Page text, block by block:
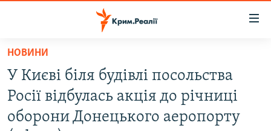
Перейти
основного
матеріалу
Перейти
до
ВІДЕО ТА ФОТО
НОВИНИ
У Києві біля будівлі посольства
Росії відбулась акція до річниці
оборони Донецького аеропорту